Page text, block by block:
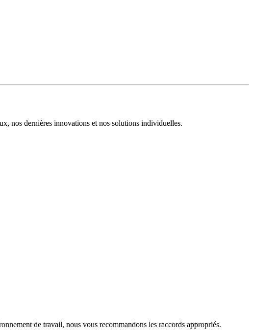
nos dernières innovations et nos solutions individuelles.
de travail, nous vous recommandons les raccords appropriés.